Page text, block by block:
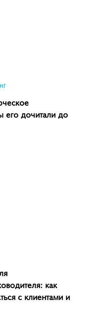
его дочитали до
как
с клиентами и